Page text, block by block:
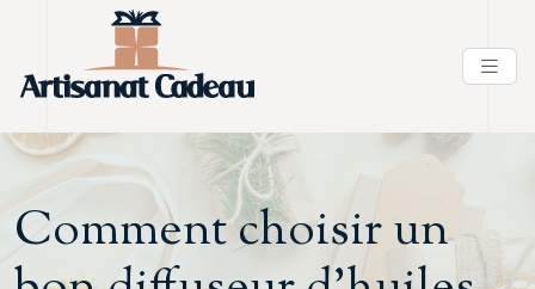
Comment choisir un